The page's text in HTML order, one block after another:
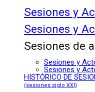
Sesiones y
Sesiones y
Sesiones de
Sesiones y
Sesiones y
HISTÓRICO DE
(sesiones siglo XXI)